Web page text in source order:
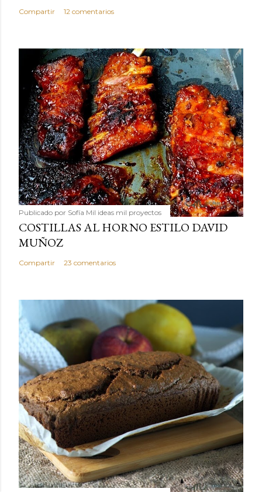
Compartir 12 comentarios
Publicado por Sofía Mil ideas mil proyectos
COSTILLAS AL HORNO ESTILO DAVID
MUÑOZ
Compartir 23 comentarios